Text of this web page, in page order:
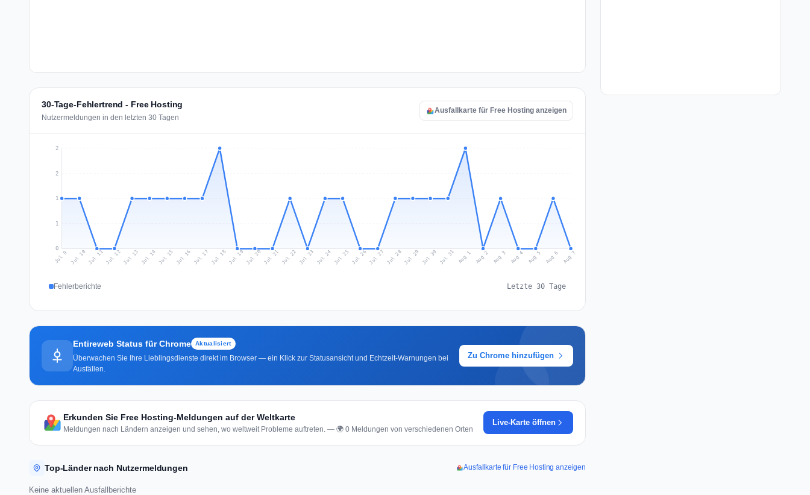
30-Tage-Fehlertrend - Free Hosting
Nutzermeldungen in den letzten 30 Tagen
Ausfallkarte für Free Hosting anzeigen
0
1
1
2
2
Jul 9 Jul 10 Jul 11Jul 12Jul 13 Jul 14 Jul 15 Jul 16 Jul 17 Jul 18Jul 19 Jul 20 Jul 21 Jul 22 Jul 23 Jul 24 Jul 25 Jul 26Jul 27 Jul 28Jul 29 Jul 30 Jul 31 Aug 1 Aug 2 Aug 3 Aug 4 Aug 5 Aug 6 Aug 7
Fehlerberichte Letzte 30 Tage
Entireweb Status für Chrome Aktualisiert
Überwachen Sie Ihre Lieblingsdienste direkt im Browser — ein Klick zur Statusansicht und Echtzeit-Warnungen bei
Ausfällen.
Zu Chrome hinzufügen
Erkunden Sie Free Hosting-Meldungen auf der Weltkarte
Meldungen nach Ländern anzeigen und sehen, wo weltweit Probleme auftreten. — 🌍 0 Meldungen von verschiedenen Orten
Live-Karte öffnen
Top-Länder nach Nutzermeldungen Ausfallkarte für Free Hosting anzeigen
Keine aktuellen Ausfallberichte